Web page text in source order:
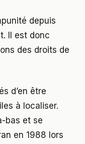
depuis
Il est donc
des droits de
d’en être
à localiser.
bas et se
en 1988 lors